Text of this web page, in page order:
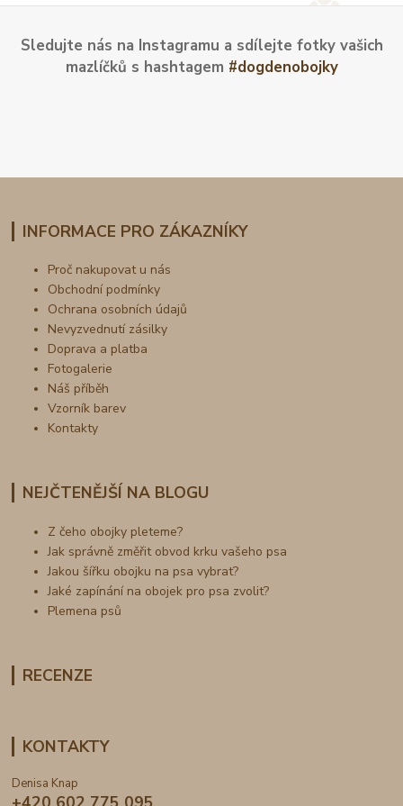
Sledujte nás na Instagramu a sdílejte fotky vašich
mazlíčků s hashtagem #dogdenobojky
INFORMACE PRO ZÁKAZNÍKY
Proč nakupovat u nás
Obchodní podmínky
Ochrana osobních údajů
Nevyzvednutí zásilky
Doprava a platba
Fotogalerie
Náš příběh
Vzorník barev
Kontakty
NEJČTENĚJŠÍ NA BLOGU
Z čeho obojky pleteme?
Jak správně změřit obvod krku vašeho psa
Jakou šířku obojku na psa vybrat?
Jaké zapínání na obojek pro psa zvolit?
Plemena psů
RECENZE
KONTAKTY
Denisa Knap